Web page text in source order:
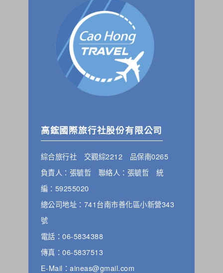
高鋐國際旅行社股份有限公司
綜合旅行社 交觀綜2212 品保南0265
負責人：張毓哲 聯絡人：張毓哲 統
編：59255020
總公司地址：741台南市善化區小新營343
號
電話：06-5834388
傳真：06-5837513
E-Mail：aineas@gmail.com